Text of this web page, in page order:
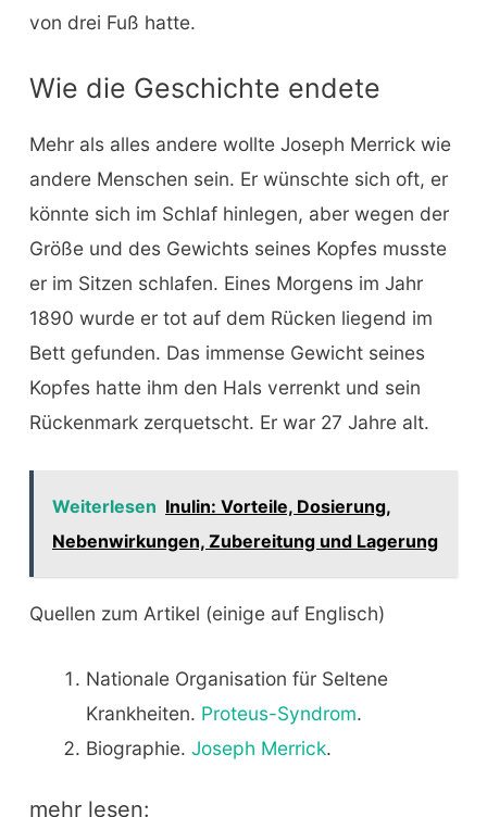
von drei Fuß hatte.
Wie die Geschichte endete
Mehr als alles andere wollte Joseph Merrick wie
andere Menschen sein. Er wünschte sich oft, er
könnte sich im Schlaf hinlegen, aber wegen der
Größe und des Gewichts seines Kopfes musste
er im Sitzen schlafen. Eines Morgens im Jahr
1890 wurde er tot auf dem Rücken liegend im
Bett gefunden. Das immense Gewicht seines
Kopfes hatte ihm den Hals verrenkt und sein
Rückenmark zerquetscht. Er war 27 Jahre alt.
Weiterlesen Inulin: Vorteile, Dosierung,
Nebenwirkungen, Zubereitung und Lagerung
Quellen zum Artikel (einige auf Englisch)
Nationale Organisation für Seltene
Krankheiten. Proteus-Syndrom.
Biographie. Joseph Merrick.
mehr lesen: